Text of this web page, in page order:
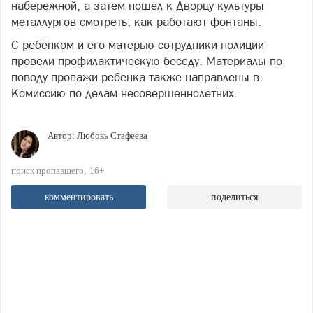
набережной, а затем пошел к Дворцу культуры
металлургов смотреть, как работают фонтаны.
С ребёнком и его матерью сотрудники полиции
провели профилактическую беседу. Материалы по
поводу пропажи ребенка также направлены в
Комиссию по делам несовершеннолетних.
Автор: Любовь Стафеева
поиск пропавшего 16+
комментировать поделиться